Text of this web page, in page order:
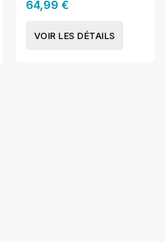
64,99 €
VOIR LES DÉTAILS